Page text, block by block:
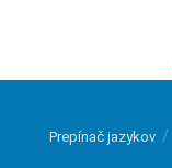
Prepínač jazykov